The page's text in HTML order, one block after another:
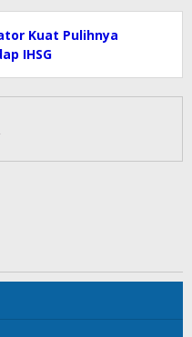
Kuat Pulihnya
IHSG